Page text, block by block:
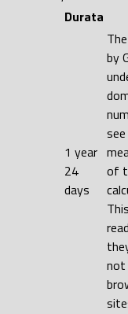
Durata
1 year
24
days
by
of
not